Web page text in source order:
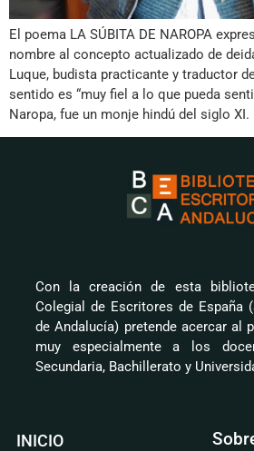
El poema LA SÚBITA DE NAROPA
nombre al concepto actualizado de
Luque, budista practicante y traductor
sentido es “muy fiel a lo que pueda
Naropa, fue un monje hindú del siglo XI.
Con la creación de esta
Colegial de Escritores de España
de Andalucía) pretende acercar al
muy especialmente a los
Secundaria, Bachillerato y
INICIO